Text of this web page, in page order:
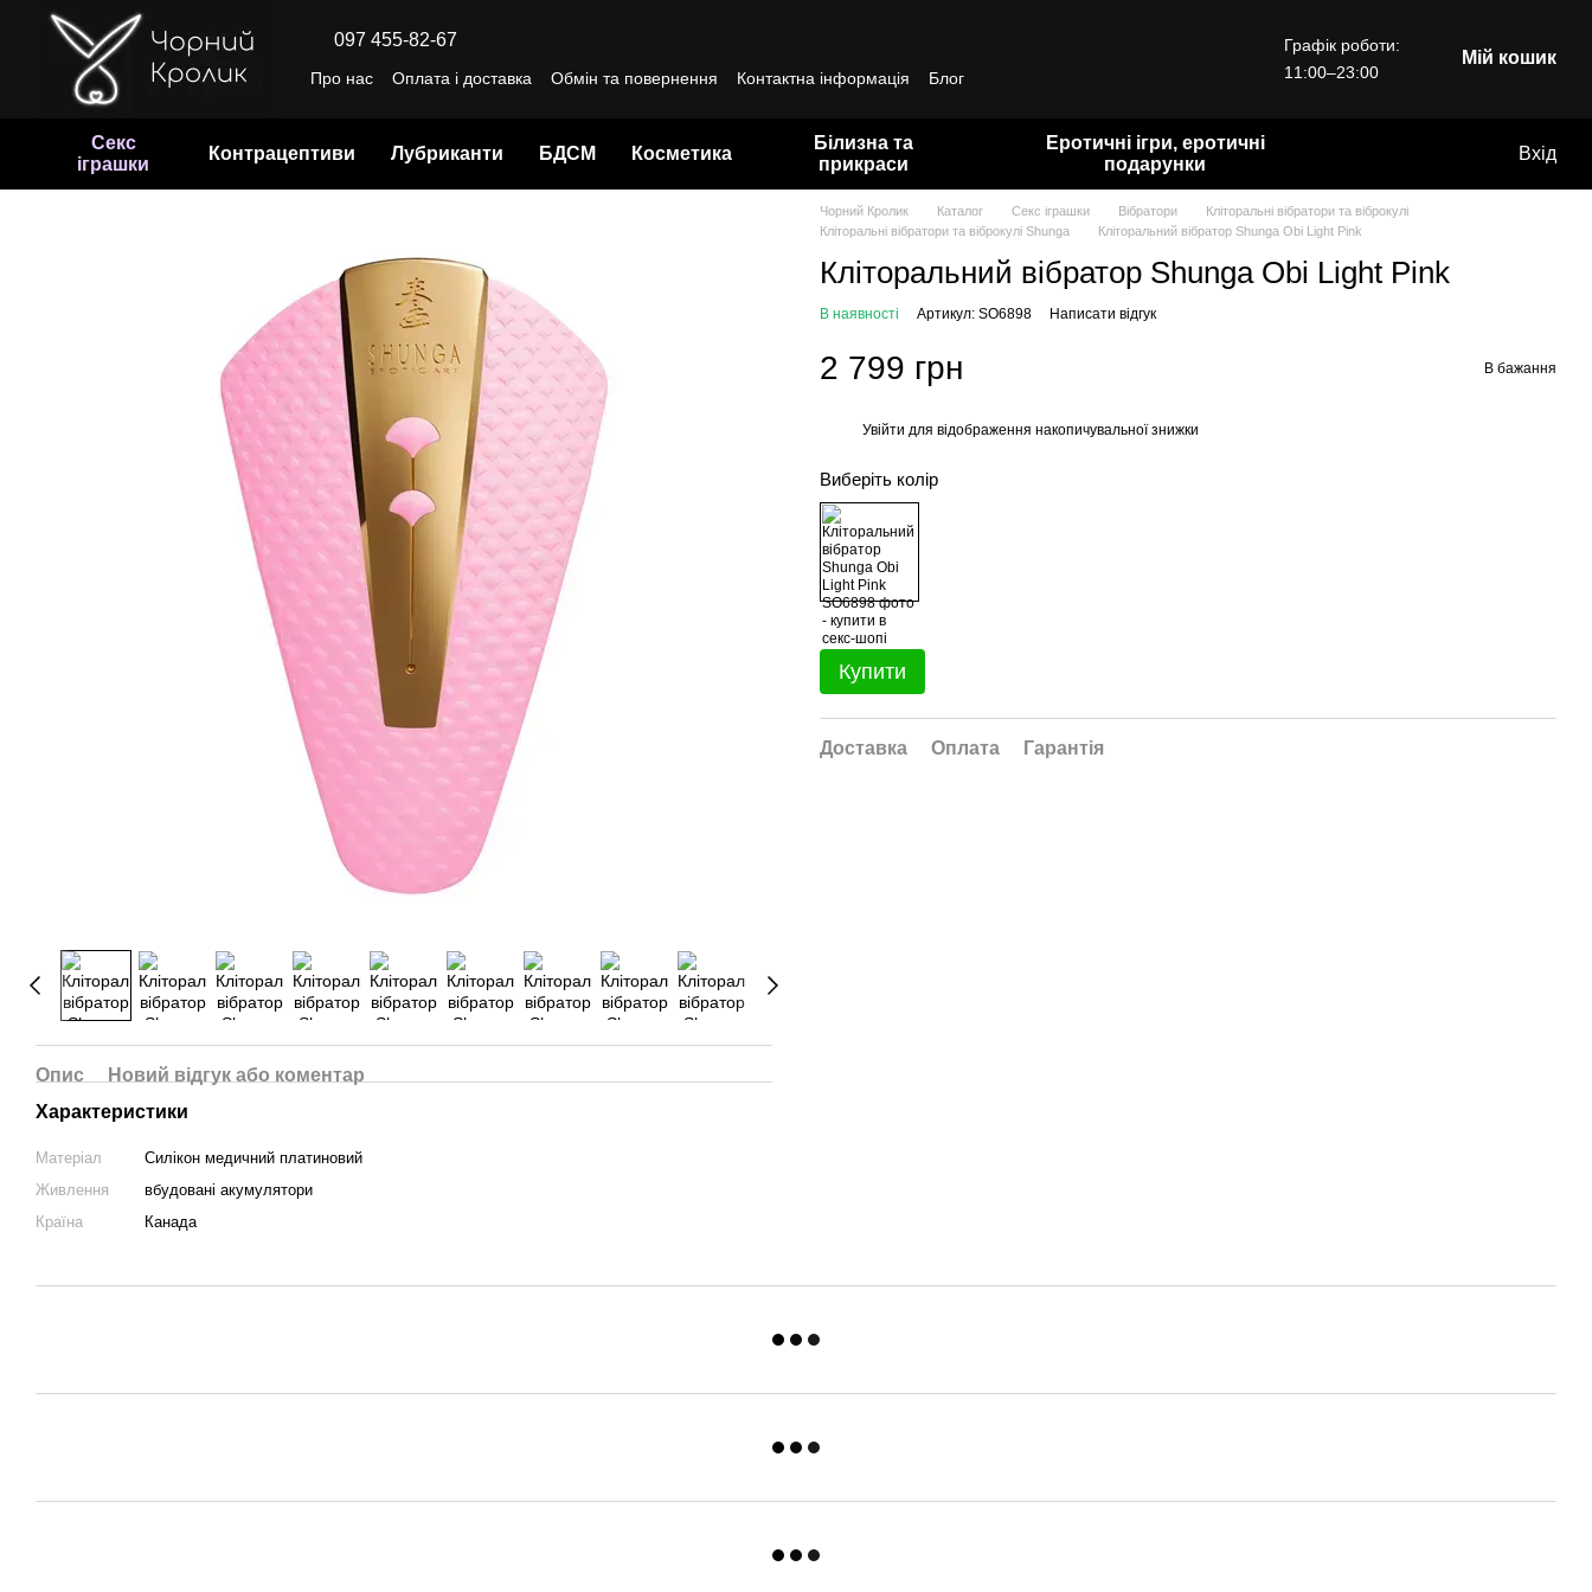
Перейти до основного контенту
097 455-82-67
Про нас Оплата і доставка Обмін та повернення Контактна інформація
Блог
Графік роботи:
11:00–23:00
Мій кошик
Секс
іграшки
Контрацептиви Лубриканти БДСМ Косметика
Білизна та
прикраси
Еротичні ігри, еротичні
подарунки
Вхід
Опис
Новий відгук або коментар
Характеристики
Матеріал
Силікон медичний платиновий
Живлення
вбудовані акумулятори
Країна
Канада
Чорний Кролик Каталог Секс іграшки Вібратори
Кліторальні вібратори та віброкулі
Кліторальні вібратори та віброкулі Shunga
Кліторальний вібратор Shunga Obi Light Pink
Кліторальний вібратор Shunga Obi Light Pink
В наявності Артикул: SO6898 Написати відгук
2 799 грн В бажання
Увійти для відображення накопичувальної знижки
Виберіть колір
Купити
Доставка Оплата Гарантія